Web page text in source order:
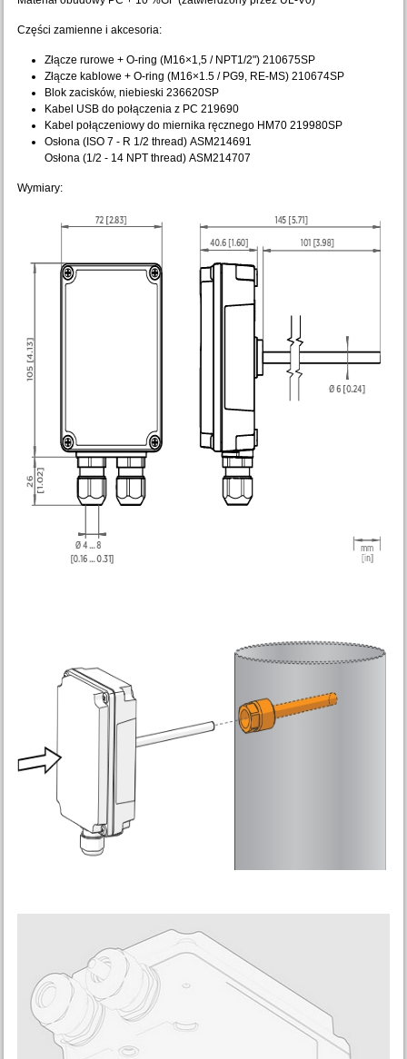
Części zamienne i akcesoria:
Złącze rurowe + O-ring (M16×1,5 / NPT1/2") 210675SP
Złącze kablowe + O-ring (M16×1.5 / PG9, RE-MS) 210674SP
Blok zacisków, niebieski 236620SP
Kabel USB do połączenia z PC 219690
Kabel połączeniowy do miernika ręcznego HM70 219980SP
Osłona (ISO 7 - R 1/2 thread) ASM214691
Osłona (1/2 - 14 NPT thread) ASM214707
Wymiary: